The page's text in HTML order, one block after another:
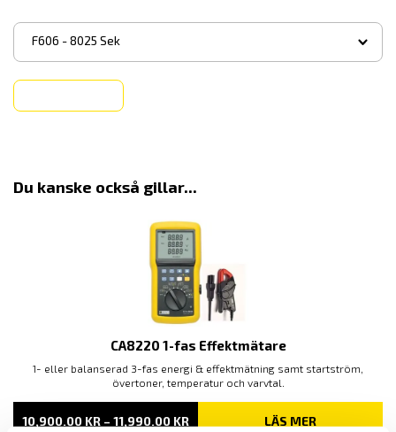
F606 - 8025 Sek
▾
Du kanske också gillar...
CA8220 1-fas Effektmätare
1- eller balanserad 3-fas energi & effektmätning samt startström,
övertoner, temperatur och varvtal.
10,900.00 KR – 11,990.00 KRPRISINTERVALL:LÄS MER